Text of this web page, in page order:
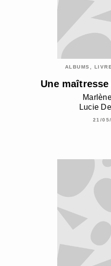
ALBUMS,
Une
Lucie
21/